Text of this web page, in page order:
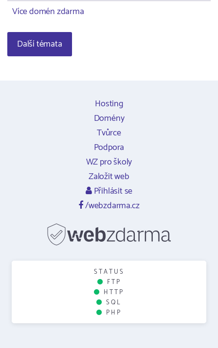
Více domén zdarma
Další témata
Hosting
Domény
Tvůrce
Podpora
WZ pro školy
Založit web
Přihlásit se
/webzdarma.cz
STATUS
FTP
HTTP
SQL
PHP